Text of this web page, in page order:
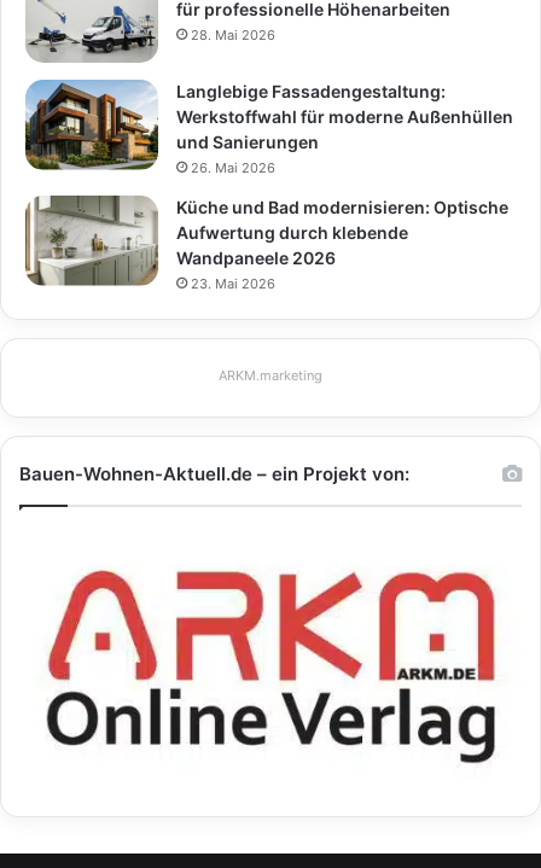
für professionelle Höhenarbeiten
28. Mai 2026
Langlebige Fassadengestaltung:
Werkstoffwahl für moderne Außenhüllen
und Sanierungen
26. Mai 2026
Küche und Bad modernisieren: Optische
Aufwertung durch klebende
Wandpaneele 2026
23. Mai 2026
ARKM.marketing
Bauen-Wohnen-Aktuell.de – ein Projekt von: